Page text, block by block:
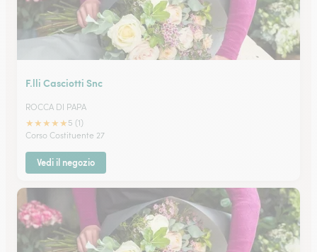
F.lli Casciotti Snc
ROCCA DI PAPA
★★★★★ 5 (1)
Corso Costituente 27
Vedi il negozio